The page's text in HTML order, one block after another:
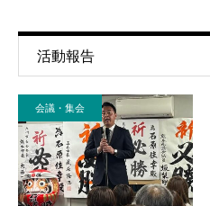
活動報告
会議・集会